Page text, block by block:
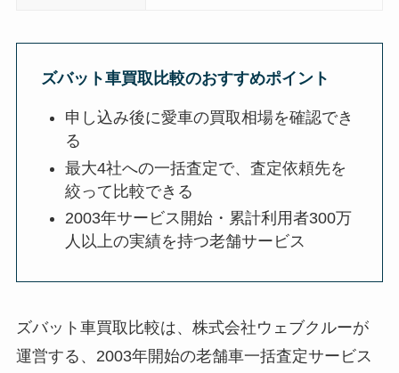
ズバット車買取比較のおすすめポイント
申し込み後に愛車の買取相場を確認でき
る
最大4社への一括査定で、査定依頼先を
絞って比較できる
2003年サービス開始・累計利用者300万
人以上の実績を持つ老舗サービス
ズバット車買取比較は、株式会社ウェブクルーが
運営する、2003年開始の老舗車一括査定サービス